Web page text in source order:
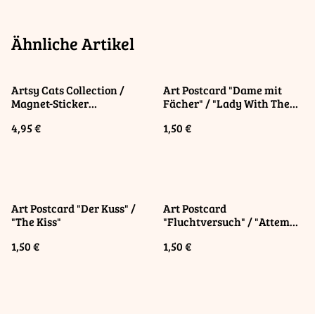
Ähnliche Artikel
Artsy Cats Collection /
Magnet-Sticker
Postkarte und Umschlag
4,95 €
Art Postcard "Dame mit
Fächer" / "Lady With The
1,50 €
Art Postcard "Der Kuss" /
"The Kiss"
1,50 €
Art Postcard
"Fluchtversuch" / "Attempt
1,50 €